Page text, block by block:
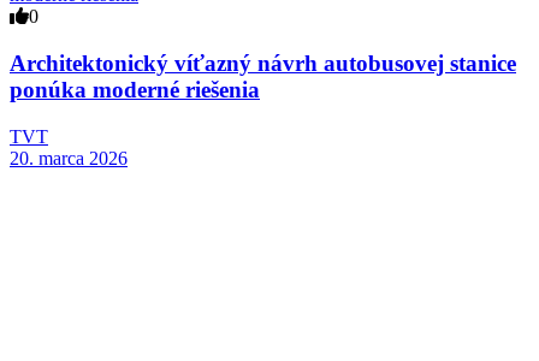
0
Architektonický víťazný návrh autobusovej stanice
ponúka moderné riešenia
TVT
20. marca 2026